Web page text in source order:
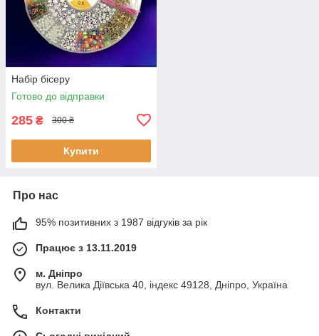
Набір бісеру
Готово до відправки
285 ₴ 300 ₴
Купити
Про нас
95% позитивних з 1987 відгуків за рік
Працює з 13.11.2019
м. Дніпро
вул. Велика Діївська 40, індекс 49128, Дніпро, Україна
Контакти